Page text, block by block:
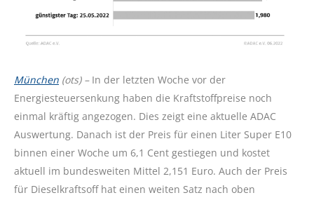
München (ots) – In der letzten Woche vor der
Energiesteuersenkung haben die Kraftstoffpreise noch
einmal kräftig angezogen. Dies zeigt eine aktuelle ADAC
Auswertung. Danach ist der Preis für einen Liter Super E10
binnen einer Woche um 6,1 Cent gestiegen und kostet
aktuell im bundesweiten Mittel 2,151 Euro. Auch der Preis
für Dieselkraftsoff hat einen weiten Satz nach oben